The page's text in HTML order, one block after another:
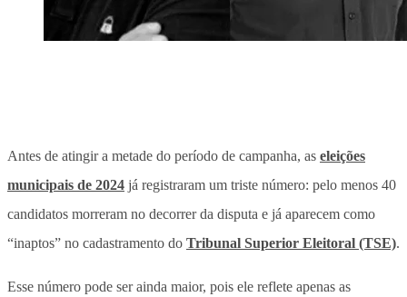
Antes de atingir a metade do período de campanha, as eleições
municipais de 2024 já registraram um triste número: pelo menos 40
candidatos morreram no decorrer da disputa e já aparecem como
“inaptos” no cadastramento do Tribunal Superior Eleitoral (TSE).
Esse número pode ser ainda maior, pois ele reflete apenas as